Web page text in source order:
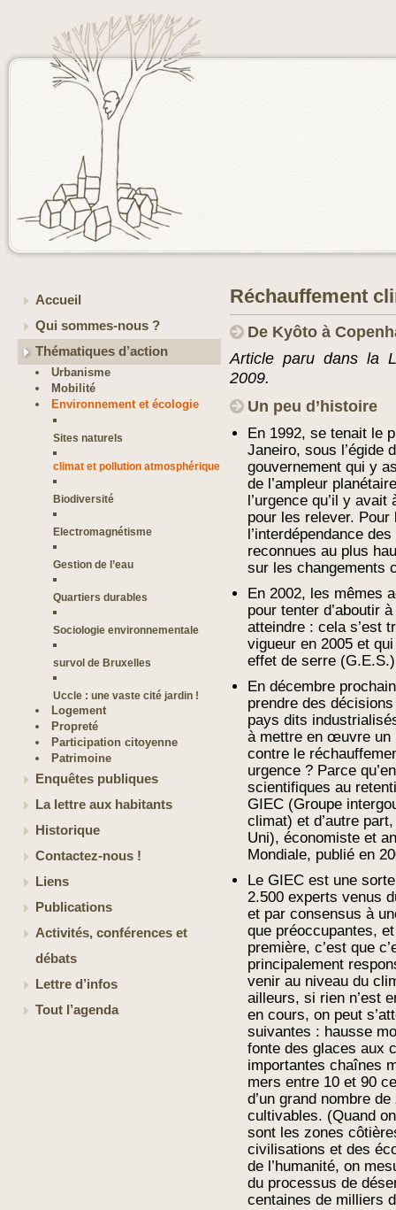
Accueil
Qui sommes-nous ?
Thématiques d’action
Urbanisme
Mobilité
Environnement et écologie
Sites naturels
climat et pollution atmosphérique
Biodiversité
Electromagnétisme
Gestion de l’eau
Quartiers durables
Sociologie environnementale
survol de Bruxelles
Uccle : une vaste cité jardin !
Logement
Propreté
Participation citoyenne
Patrimoine
Enquêtes publiques
La lettre aux habitants
Historique
Contactez-nous !
Liens
Publications
Activités, conférences et
débats
Lettre d’infos
Tout l’agenda
Réchauffement
De Kyôto à
Article paru dans la
2009.
Un peu d’histoire
En 1992, se tenait le
Janeiro, sous l’égide
gouvernement qui y
de l’ampleur
l’urgence qu’il y
pour les relever.
l’interdépendance
reconnues au plus
sur les changements
En 2002, les mêmes
pour tenter d’aboutir
atteindre : cela s’est
vigueur en 2005 et
effet de serre
En décembre
prendre des
pays dits
à mettre en œuvre un
contre le
urgence ? Parce
scientifiques au
GIEC (Groupe
climat) et d’autre
Uni), économiste et
Mondiale, publié en
Le GIEC est une
2.500 experts venus
et par consensus à
que préoccupantes,
première, c’est que
principalement
venir au niveau du
ailleurs, si rien n’est
en cours, on peut
suivantes : hausse
fonte des glaces aux
importantes chaînes
mers entre 10 et 90
d’un grand nombre
cultivables. (Quand
sont les zones
civilisations et des
de l’humanité, on
du processus de
centaines de milliers